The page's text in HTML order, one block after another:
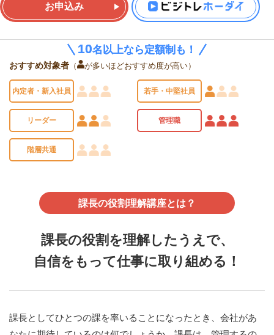
お申込み
おすすめ対象者 （ が多いほどおすすめ度が高い）
内定者・新入社員 若手・中堅社員
リーダー 管理職
階層共通
課長の役割理解講座とは？
課長の役割を理解したうえで、
自信をもって仕事に取り組める！
課長としてひとつの課を率いることになったとき、会社があ
10名以上なら定額制も！
10名以上なら定額制も！